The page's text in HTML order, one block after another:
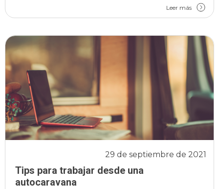
Leer más
Tips para trabajar desde una
autocaravana
29 de septiembre de 2021